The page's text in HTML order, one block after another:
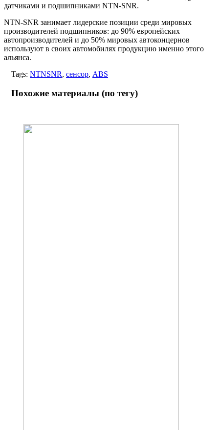
датчиками и подшипниками NTN-SNR.
NTN-SNR занимает лидерские позиции среди мировых
производителей подшипников: до 90% европейских
автопроизводителей и до 50% мировых автоконцернов
используют в своих автомобилях продукцию именно этого
альянса.
Tags: NTNSNR, сенсор, ABS
Похожие материалы (по тегу)